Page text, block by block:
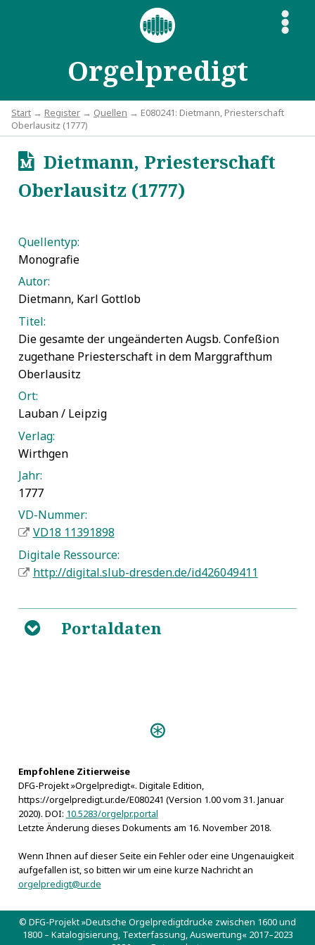
Orgelpredigt
S
Start → Register → Quellen → E080241: Dietmann, Priesterschaft
Oberlausitz (1777)
uDietmann, Priesterschaft
Oberlausitz (1777)
Quellentyp:
Monografie
Autor:
Dietmann, Karl Gottlob
Titel:
Die gesamte der ungeänderten Augsb. Confeßion
zugethane Priesterschaft in dem Marggrafthum
Oberlausitz
Ort:
Lauban / Leipzig
Verlag:
Wirthgen
Jahr:
1777
VD-Nummer:
VD18 11391898
Digitale Ressource:
http://digital.slub-dresden.de/id426049411
B Portaldaten
Empfohlene Zitierweise
DFG-Projekt »Orgelpredigt«. Digitale Edition,
https://orgelpredigt.ur.de/E080241 (Version 1.00 vom 31. Januar
2020). DOI: 10.5283/orgelpr.portal
Letzte Änderung dieses Dokuments am 16. November 2018.
Wenn Ihnen auf dieser Seite ein Fehler oder eine Ungenauigkeit
aufgefallen ist, so bitten wir um eine kurze Nachricht an
orgelpredigt@ur.de
© DFG-Projekt »Deutsche Orgelpredigtdrucke zwischen 1600 und
1800 – Katalogisierung, Texterfassung, Auswertung« 2017–2023